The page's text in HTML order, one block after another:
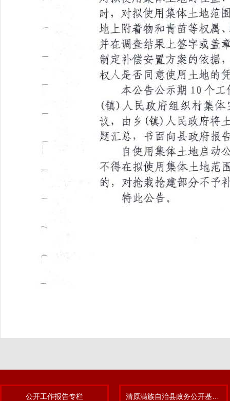
公开工作报告专栏